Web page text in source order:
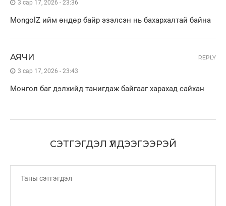
3 сар 17, 2026 - 23:36
MongolZ ийм өндөр байр эзэлсэн нь бахархалтай байна
АЯЧИ
3 сар 17, 2026 - 23:43
Монгол баг дэлхийд танигдаж байгааг харахад сайхан
REPLY
СЭТГЭГДЭЛ ҮЛДЭЭГЭЭРЭЙ